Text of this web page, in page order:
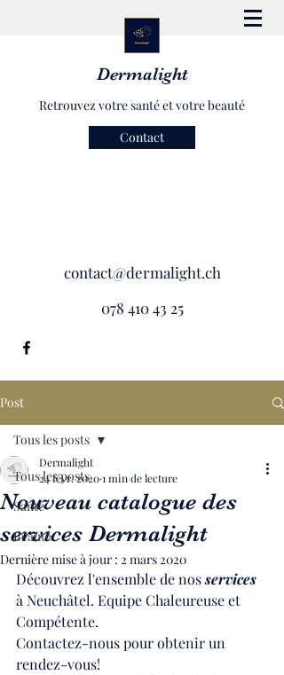
Dermalight
Retrouvez votre santé et votre beauté
Contact
contact@dermalight.ch
078 410 43 25
Post
Tous les posts
Santé
Beauté
Tous les posts
Nouveau catalogue des
services Dermalight
Dermalight
24 févr. 20201 min de lecture
Dernière mise à jour : 2 mars 2020
Découvrez l'ensemble de nos services
à Neuchâtel. Equipe Chaleureuse et
Compétente.
Contactez-nous pour obtenir un
rendez-vous!